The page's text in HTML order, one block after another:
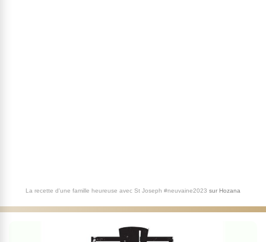
La recette d'une famille heureuse avec St Joseph #neuvaine2023 sur Hozana